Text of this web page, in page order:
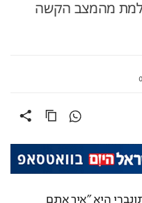
מהמצב הקשה